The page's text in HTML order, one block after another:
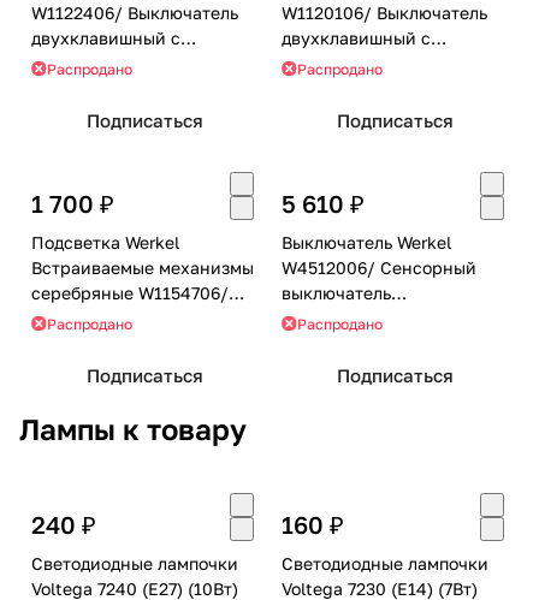
W1122406/ Выключатель
двухклавишный с
самовозвратом
Распродано
Подписаться
W1120106/ Выключатель
двухклавишный с
подсветкой (серебряный)
Распродано
Подписаться
1 700 ₽
Подсветка Werkel
Встраиваемые механизмы
серебряные W1154706/
Поворотная встраиваемая
(серебряный)
Распродано
Подписаться
5 610 ₽
Выключатель Werkel
W4512006/ Сенсорный
выключатель
одноклавишный с
Распродано
Подписаться
Лампы к товару
240 ₽
Светодиодные лампочки
Voltega 7240 (E27) (10Вт)
160 ₽
Светодиодные лампочки
Voltega 7230 (E14) (7Вт)